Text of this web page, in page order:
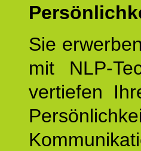
Sie
mit NLP-
vertiefen